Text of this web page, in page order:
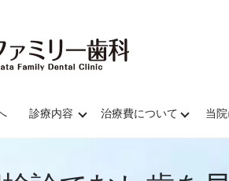
診療内容 治療費について 当